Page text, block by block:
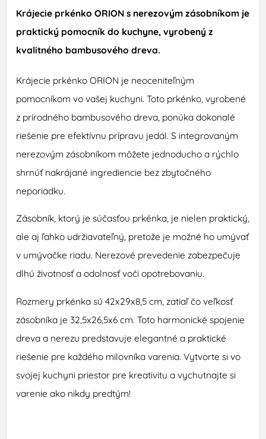
Krájecie prkénko ORION s nerezovým zásobníkom je
praktický pomocník do kuchyne, vyrobený z
kvalitného bambusového dreva.
Krájecie prkénko ORION je neoceniteľným
pomocníkom vo vašej kuchyni. Toto prkénko, vyrobené
z prírodného bambusového dreva, ponúka dokonalé
riešenie pre efektívnu prípravu jedál. S integrovaným
nerezovým zásobníkom môžete jednoducho a rýchlo
shrnúť nakrájané ingrediencie bez zbytočného
neporiadku.
Zásobník, ktorý je súčasťou prkénka, je nielen praktický,
ale aj ľahko udržiavateľný, pretože je možné ho umývať
v umývačke riadu. Nerezové prevedenie zabezpečuje
dlhú životnosť a odolnosť voči opotrebovaniu.
Rozmery prkénka sú 42x29x8,5 cm, zatiaľ čo veľkosť
zásobníka je 32,5x26,5x6 cm. Toto harmonické spojenie
dreva a nerezu predstavuje elegantné a praktické
riešenie pre každého milovníka varenia. Vytvorte si vo
svojej kuchyni priestor pre kreativitu a vychutnajte si
varenie ako nikdy predtým!